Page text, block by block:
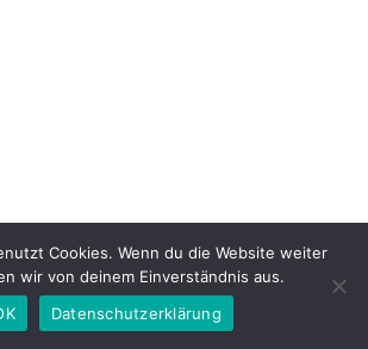
Cookies. Wenn du die Website weiter
wir von deinem Einverständnis aus.
Datenschutzerklärung